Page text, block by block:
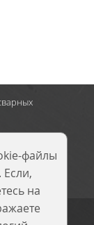
файлы
на